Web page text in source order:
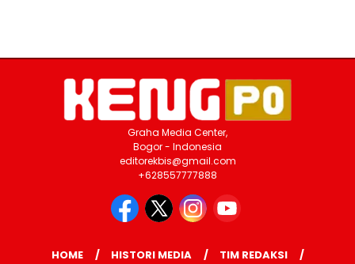
Graha Media Center,
Bogor - Indonesia
editorekbis@gmail.com
+628557777888
HOME HISTORI MEDIA
TIM REDAKSI